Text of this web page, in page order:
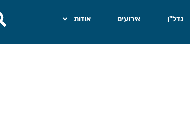
נדל"ן אירועים אודות